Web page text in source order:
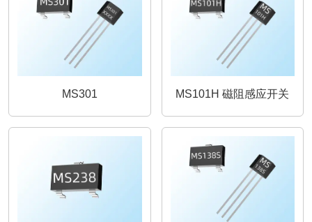
MS301 MS101H 磁阻感应开关